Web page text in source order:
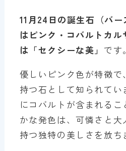
11月24日の誕生石（バー
はピンク・コバルトカル
は「セクシーな美」 です。
優しいピンク色が特徴で
持つ石として知られてい
にコバルトが含まれる
かな発色は、可憐さと
持つ独特の美しさを放ち